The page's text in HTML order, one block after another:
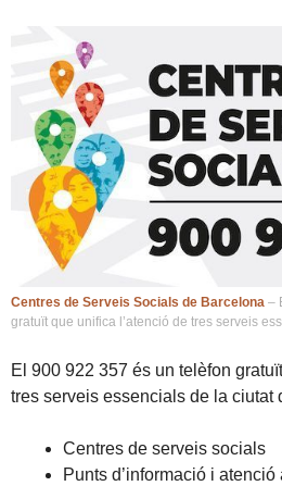
Centres de Serveis Socials de Barcelona –
gratuït que unifica l’atenció de tres serveis
El 900 922 357 és un telèfon
tres serveis essencials de la ciutat
Centres de serveis socials
Punts d’informació i